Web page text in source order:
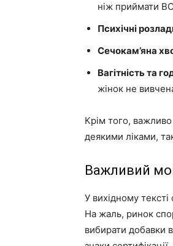
ніж приймати
Психічні
Сечокам’яна
Вагітність та
жінок не
Крім того, важливо
деякими ліками,
Важливий
У вихідному тексті
На жаль, ринок
вибирати добавки